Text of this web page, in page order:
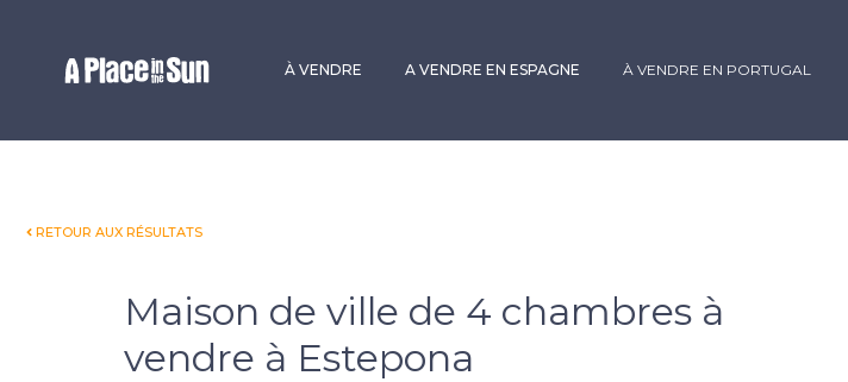
À VENDRE A VENDRE EN ESPAGNE À VENDRE EN PORTUGAL
RETOUR AUX RÉSULTATS
Maison de ville de 4 chambres à
vendre à Estepona